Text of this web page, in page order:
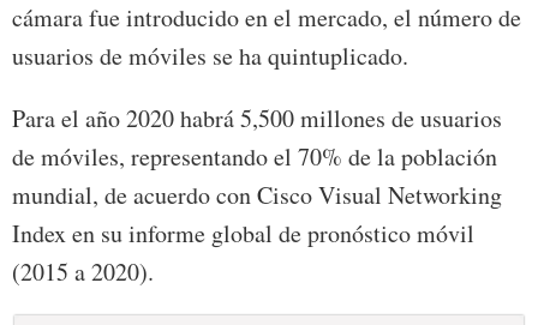
cámara fue introducido en el mercado, el número de
usuarios de móviles se ha quintuplicado.
Para el año 2020 habrá 5,500 millones de usuarios
de móviles, representando el 70% de la población
mundial, de acuerdo con Cisco Visual Networking
Index en su informe global de pronóstico móvil
(2015 a 2020).